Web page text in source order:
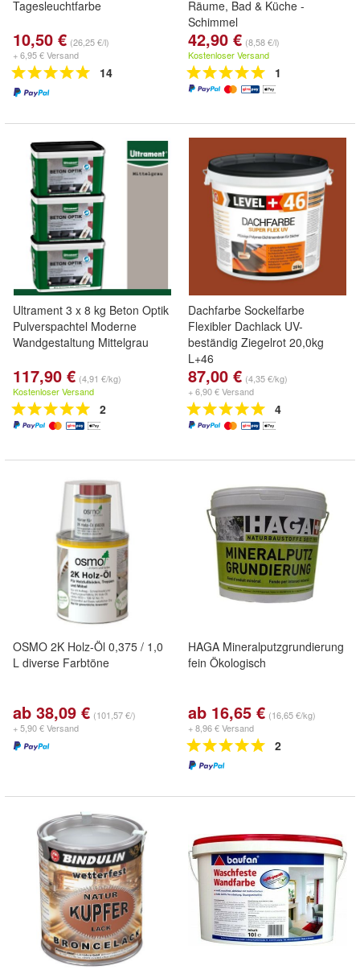
Tagesleuchtfarbe
10,50 € (26,25 €/l)
+ 6,95 € Versand
14
Räume, Bad & Küche -
Schimmel
42,90 € (8,58 €/l)
Kostenloser Versand
1
Ultrament 3 x 8 kg Beton Optik
Pulverspachtel Moderne
Wandgestaltung Mittelgrau
117,90 € (4,91 €/kg)
Kostenloser Versand
2
Dachfarbe Sockelfarbe
Flexibler Dachlack UV-
beständig Ziegelrot 20,0kg
L+46
87,00 € (4,35 €/kg)
+ 6,90 € Versand
4
OSMO 2K Holz-Öl 0,375 / 1,0
L diverse Farbtöne
ab 38,09 € (101,57 €/)
+ 5,90 € Versand
HAGA Mineralputzgrundierung
fein Ökologisch
ab 16,65 € (16,65 €/kg)
+ 8,96 € Versand
2